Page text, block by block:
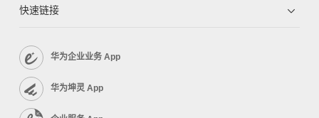
快速链接
华为企业业务 App
华为坤灵 App